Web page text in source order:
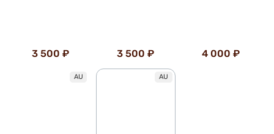
3 500 ₽ 3 500 ₽ 4 000 ₽
AU AU